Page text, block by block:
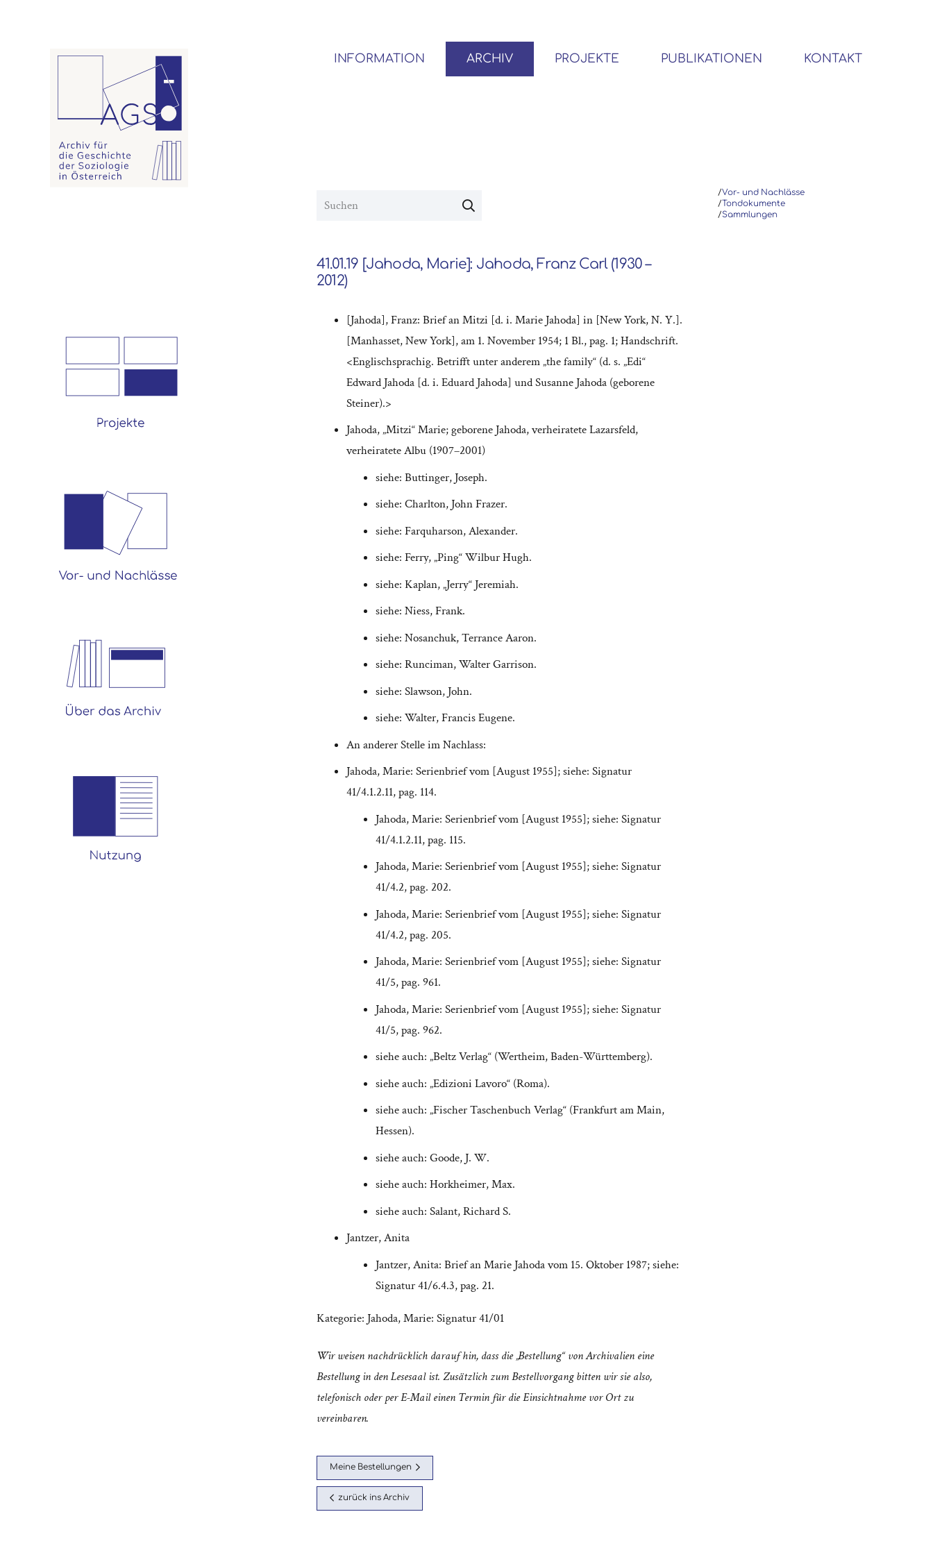
INFORMATION ARCHIV PROJEKTE PUBLIKATIONEN KONTAKT
/Vor- und Nachlässe
/Tondokumente
/Sammlungen
41.01.19 [Jahoda, Marie]: Jahoda, Franz Carl (1930 –
2012)
[Jahoda], Franz: Brief an Mitzi [d. i. Marie Jahoda] in [New York, N. Y.].
[Manhasset, New York], am 1. November 1954; 1 Bl., pag. 1; Handschrift.
<Englischsprachig. Betrifft unter anderem „the family“ (d. s. „Edi“
Edward Jahoda [d. i. Eduard Jahoda] und Susanne Jahoda (geborene
Steiner).>
Jahoda, „Mitzi“ Marie; geborene Jahoda, verheiratete Lazarsfeld,
verheiratete Albu (1907–2001)
siehe: Buttinger, Joseph.
siehe: Charlton, John Frazer.
siehe: Farquharson, Alexander.
siehe: Ferry, „Ping“ Wilbur Hugh.
siehe: Kaplan, „Jerry“ Jeremiah.
siehe: Niess, Frank.
siehe: Nosanchuk, Terrance Aaron.
siehe: Runciman, Walter Garrison.
siehe: Slawson, John.
siehe: Walter, Francis Eugene.
An anderer Stelle im Nachlass:
Jahoda, Marie: Serienbrief vom [August 1955]; siehe: Signatur
41/4.1.2.11, pag. 114.
Jahoda, Marie: Serienbrief vom [August 1955]; siehe: Signatur
41/4.1.2.11, pag. 115.
Jahoda, Marie: Serienbrief vom [August 1955]; siehe: Signatur
41/4.2, pag. 202.
Jahoda, Marie: Serienbrief vom [August 1955]; siehe: Signatur
41/4.2, pag. 205.
Jahoda, Marie: Serienbrief vom [August 1955]; siehe: Signatur
41/5, pag. 961.
Jahoda, Marie: Serienbrief vom [August 1955]; siehe: Signatur
41/5, pag. 962.
siehe auch: „Beltz Verlag“ (Wertheim, Baden-Württemberg).
siehe auch: „Edizioni Lavoro“ (Roma).
siehe auch: „Fischer Taschenbuch Verlag“ (Frankfurt am Main,
Hessen).
siehe auch: Goode, J. W.
siehe auch: Horkheimer, Max.
siehe auch: Salant, Richard S.
Jantzer, Anita
Jantzer, Anita: Brief an Marie Jahoda vom 15. Oktober 1987; siehe:
Signatur 41/6.4.3, pag. 21.
Kategorie: Jahoda, Marie: Signatur 41/01
Wir weisen nachdrücklich darauf hin, dass die „Bestellung“ von Archivalien eine
Bestellung in den Lesesaal ist. Zusätzlich zum Bestellvorgang bitten wir sie also,
telefonisch oder per E-Mail einen Termin für die Einsichtnahme vor Ort zu
vereinbaren.
Meine Bestellungen
zurück ins Archiv